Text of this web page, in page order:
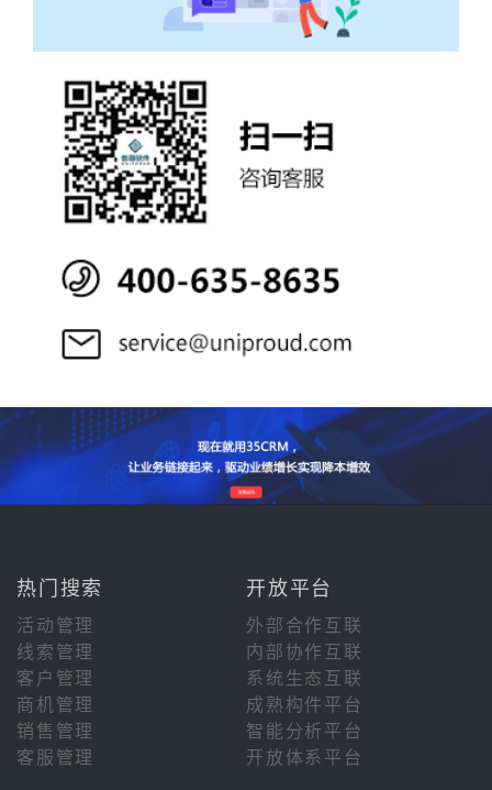
热门搜索 开放平台
活动管理
外部合作互联
线索管理
内部协作互联
客户管理
系统生态互联
商机管理
成熟构件平台
销售管理
智能分析平台
客服管理
开放体系平台